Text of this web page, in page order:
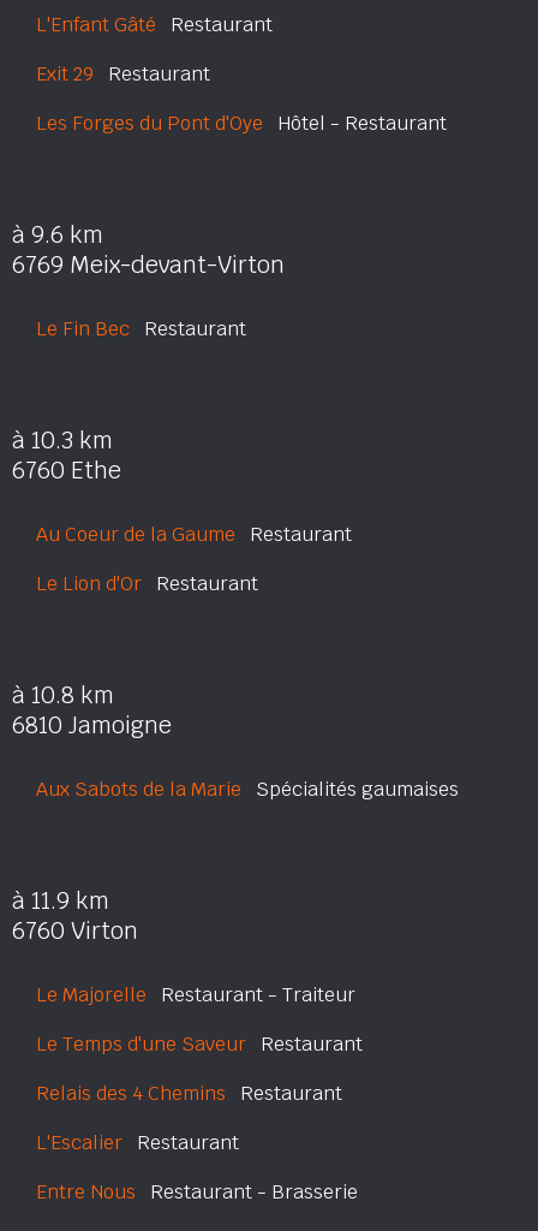
L'Enfant Gâté Restaurant
Exit 29 Restaurant
Les Forges du Pont d'Oye Hôtel - Restaurant
à 9.6 km
6769 Meix-devant-Virton
Le Fin Bec Restaurant
à 10.3 km
6760 Ethe
Au Coeur de la Gaume Restaurant
Le Lion d'Or Restaurant
à 10.8 km
6810 Jamoigne
Aux Sabots de la Marie Spécialités gaumaises
à 11.9 km
6760 Virton
Le Majorelle Restaurant - Traiteur
Le Temps d'une Saveur Restaurant
Relais des 4 Chemins Restaurant
L'Escalier Restaurant
Entre Nous Restaurant - Brasserie